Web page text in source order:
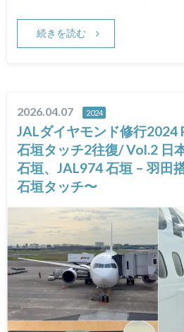
続きを読む
2026.04.07 2024
JALダイヤモンド修行2024
石垣タッチ2往復/ Vol.2 日
石垣、JAL974 石垣 – 羽田
石垣タッチ〜